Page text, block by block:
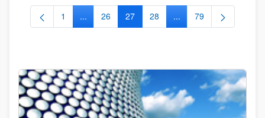
Página
1 ...Páginas intermedias Use TAB para desplazarse.
Página
26 Página
27 Página
28 ...Páginas intermedias
Página
79